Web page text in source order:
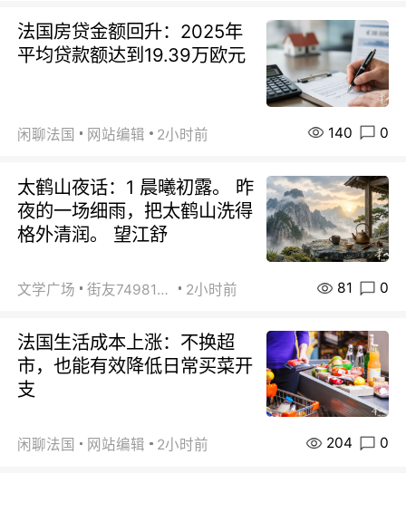
法国房贷金额回升：2025年
平均贷款额达到19.39万欧元
闲聊法国 网站编辑 2小时前 140 0
太鹤山夜话：1 晨曦初露。 昨
夜的一场细雨，把太鹤山洗得
格外清润。 望江舒
文学广场 街友74981146 2小时前 81 0
法国生活成本上涨：不换超
市，也能有效降低日常买菜开
支
闲聊法国 网站编辑 2小时前 204 0